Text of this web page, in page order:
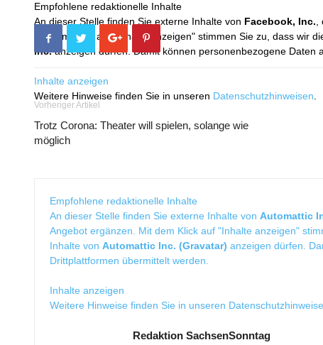
Empfohlene redaktionelle Inhalte
An dieser Stelle finden Sie externe Inhalte von Facebook, Inc.
Mit dem Klick auf "Inhalte anzeigen" stimmen Sie zu, dass wir
Inc.anzeigen dürfen. Damit können personenbezogene Daten
Inhalte anzeigen
Weitere Hinweise finden Sie in unseren Datenschutzhinweisen
Vorheriger Artikel
Trotz Corona: Theater will spielen, solange wie
möglich
Empfohlene redaktionelle Inhalte
An dieser Stelle finden Sie externe Inhalte von Automattic
Angebot ergänzen. Mit dem Klick auf "Inhalte anzeigen"
Inhalte von Automattic Inc. (Gravatar) anzeigen dürfen.
Drittplattformen übermittelt werden.
Inhalte anzeigen
Weitere Hinweise finden Sie in unseren
Redaktion SachsenSonntag